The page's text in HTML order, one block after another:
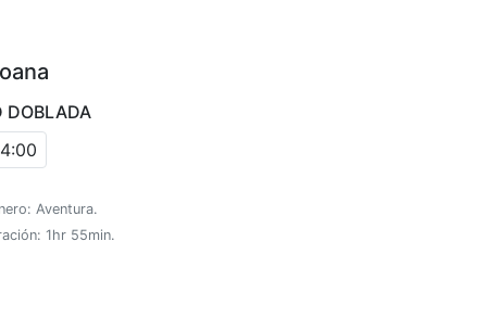
DOBLADA
Aventura.
1hr 55min.